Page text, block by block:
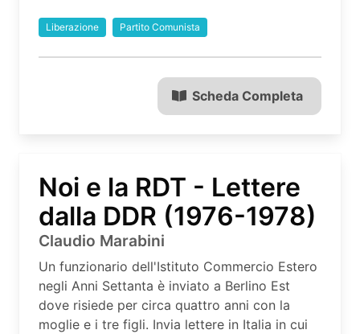
Liberazione Partito Comunista
Scheda Completa
Noi e la RDT - Lettere
dalla DDR (1976-1978)
Claudio Marabini
Un funzionario dell'Istituto Commercio Estero
negli Anni Settanta è inviato a Berlino Est
dove risiede per circa quattro anni con la
moglie e i tre figli. Invia lettere in Italia in cui